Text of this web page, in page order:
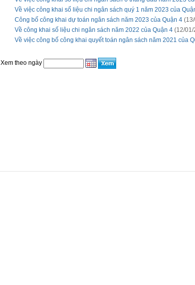
Về việc công khai số liệu chi ngân sách quý 1 năm 2023 của
Công bố công khai dự toán ngân sách năm 2023 của Quận 4(13/
Về công khai số liệu chi ngân sách năm 2022 của Quận 4(12/01/
Về việc công bố công khai quyết toán ngân sách năm 2021 của
Xem theo ngày